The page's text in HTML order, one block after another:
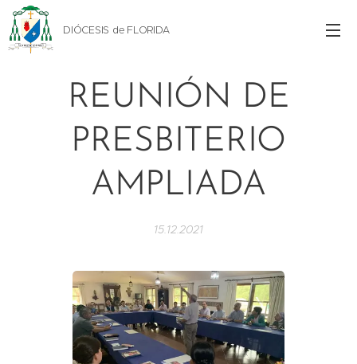
DIÓCESIS de FLORIDA
REUNIÓN DE
PRESBITERIO
AMPLIADA
15.12.2021